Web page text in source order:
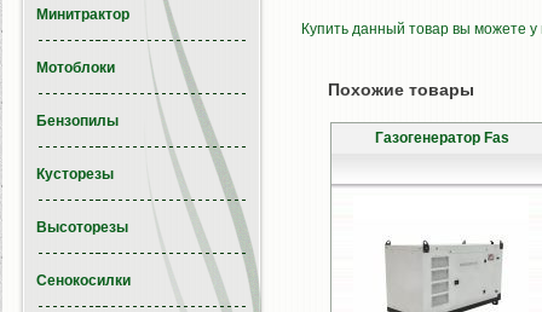
Купить данный товар вы можете
Похожие товары
Газогенератор Fas
Минитрактор
Мотоблоки
Бензопилы
Кусторезы
Высоторезы
Сенокосилки